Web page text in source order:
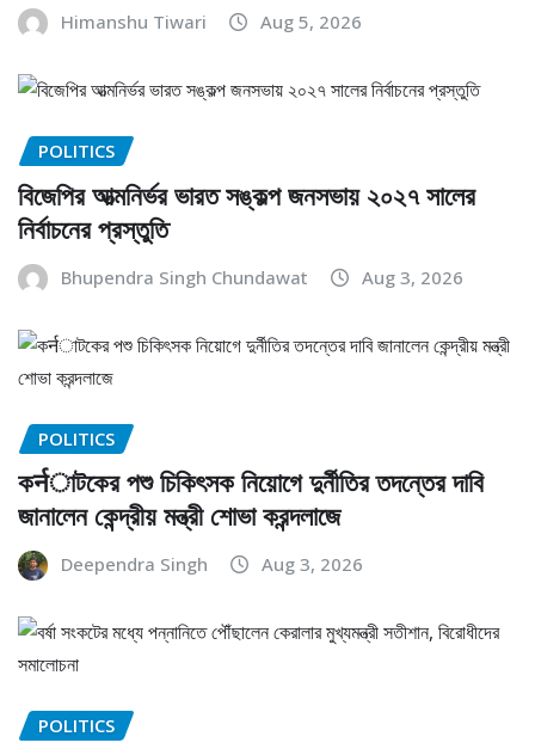
Himanshu Tiwari Aug 5, 2026
POLITICS
বিজেপির আত্মনির্ভর ভারত সঙ্কল্প জনসভায় ২০২৭ সালের
নির্বাচনের প্রস্তুতি
Bhupendra Singh Chundawat Aug 3, 2026
POLITICS
কर्नাটকের পশু চিকিৎসক নিয়োগে দুর্নীতির তদন্তের দাবি
জানালেন কেন্দ্রীয় মন্ত্রী শোভা করন্দলাজে
Deependra Singh Aug 3, 2026
POLITICS